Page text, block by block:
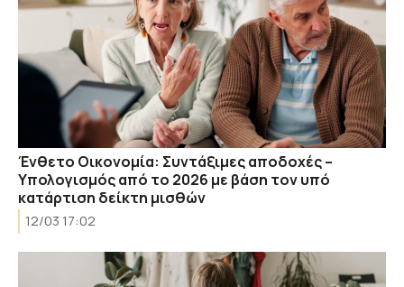
Ένθετο Οικονομία: Συντάξιμες αποδοχές –
Υπολογισμός από το 2026 με βάση τον υπό
κατάρτιση δείκτη μισθών
12/03 17:02